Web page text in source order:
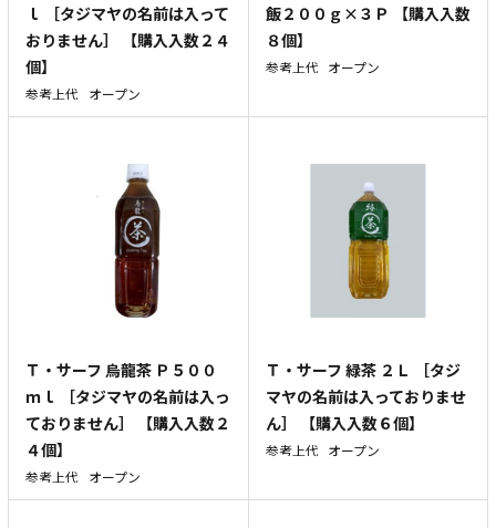
ｌ ［タジマヤの名前は入って
おりません］ 【購入入数２４
個】
参考上代 オープン
飯２００ｇ×３Ｐ 【購入入数
８個】
参考上代 オープン
Ｔ・サーフ 烏龍茶 Ｐ５００
ｍｌ ［タジマヤの名前は入っ
ておりません］ 【購入入数２
４個】
参考上代 オープン
Ｔ・サーフ 緑茶 ２Ｌ ［タジ
マヤの名前は入っておりませ
ん］ 【購入入数６個】
参考上代 オープン